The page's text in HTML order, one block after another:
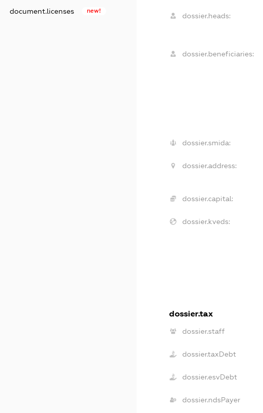
document.licenses new!
dossier.heads:
dossier.beneficiaries:
dossier.smida:
dossier.address:
dossier.capital:
dossier.kveds:
dossier.tax
dossier.staff
dossier.taxDebt
dossier.esvDebt
dossier.ndsPayer